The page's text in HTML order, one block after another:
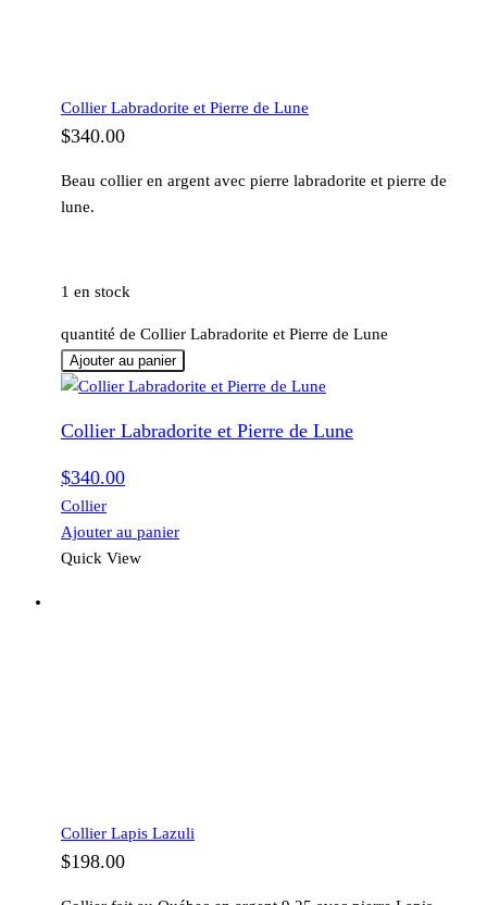
Collier Labradorite et Pierre de Lune
$340.00
Beau collier en argent avec pierre labradorite et pierre de
lune.
1 en stock
quantité de Collier Labradorite et Pierre de Lune
Ajouter au panier
Collier Labradorite et Pierre de Lune
$340.00
Collier
Ajouter au panier
Quick View
Collier Lapis Lazuli
$198.00